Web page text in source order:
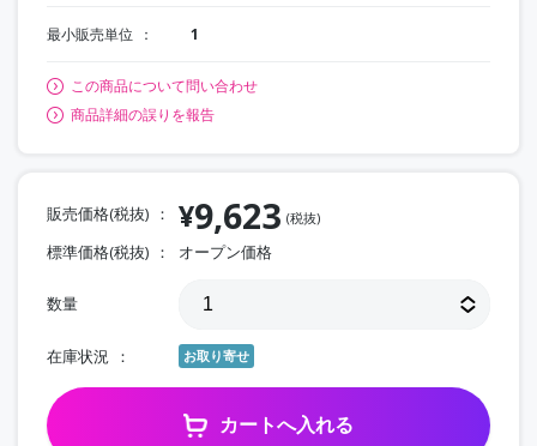
最小販売単位 1
この商品について問い合わせ
商品詳細の誤りを報告
販売価格(税抜) ¥9,623 (税抜)
標準価格(税抜) オープン価格
数量
在庫状況 お取り寄せ
カートへ入れる